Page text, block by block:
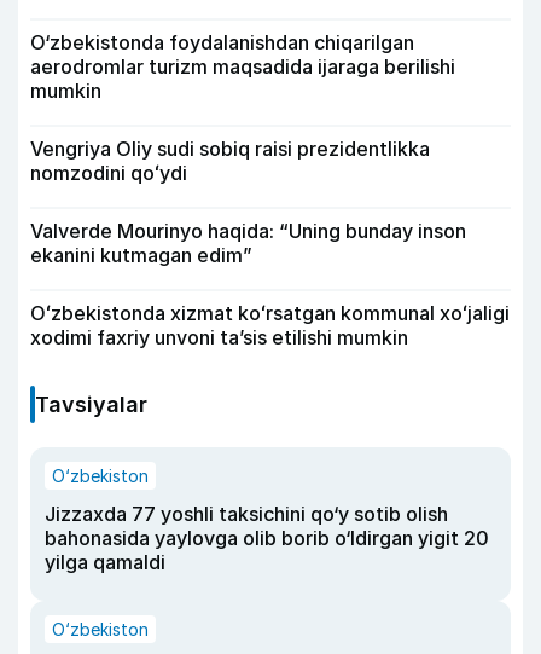
O‘zbekistonda foydalanishdan chiqarilgan
aerodromlar turizm maqsadida ijaraga berilishi
mumkin
Vengriya Oliy sudi sobiq raisi prezidentlikka
nomzodini qoʻydi
Valverde Mourinyo haqida: “Uning bunday inson
ekanini kutmagan edim”
Oʻzbekistonda xizmat koʻrsatgan kommunal xoʻjaligi
xodimi faxriy unvoni taʼsis etilishi mumkin
Tavsiyalar
O‘zbekiston
Jizzaxda 77 yoshli taksichini qo‘y sotib olish
bahonasida yaylovga olib borib o‘ldirgan yigit 20
yilga qamaldi
O‘zbekiston